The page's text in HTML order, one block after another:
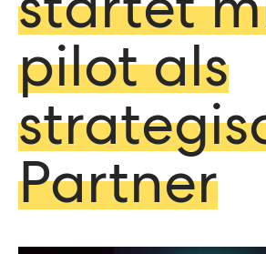
startet
pilot als
Partner